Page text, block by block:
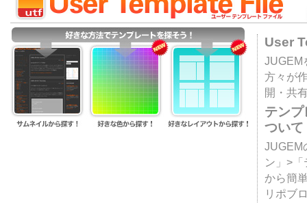
User
JUGEM
方々が
開・共
テン
ついて
JUGEM
ン」>
から簡
リポブ